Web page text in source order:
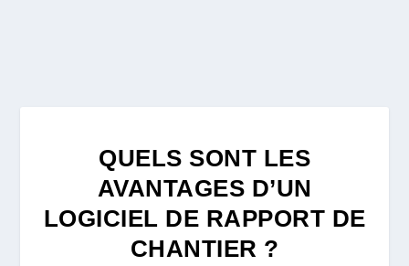
QUELS SONT LES
AVANTAGES D’UN
LOGICIEL DE RAPPORT DE
CHANTIER ?